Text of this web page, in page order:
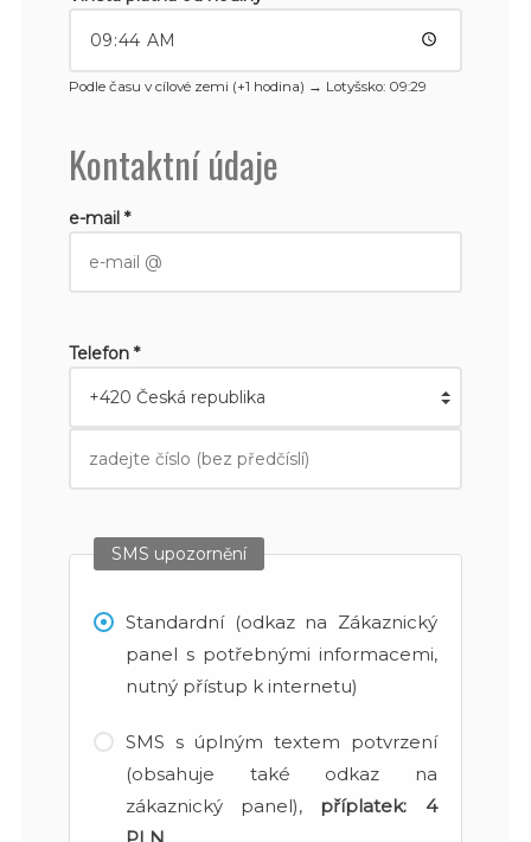
Podle času v cílové zemi (+1 hodina) → Lotyšsko: 09:29
Kontaktní údaje
e-mail *
Telefon *
SMS upozornění
Standardní (odkaz na Zákaznický
panel s potřebnými informacemi,
nutný přístup k internetu)
SMS s úplným textem potvrzení
(obsahuje také odkaz na
zákaznický panel), příplatek: 4